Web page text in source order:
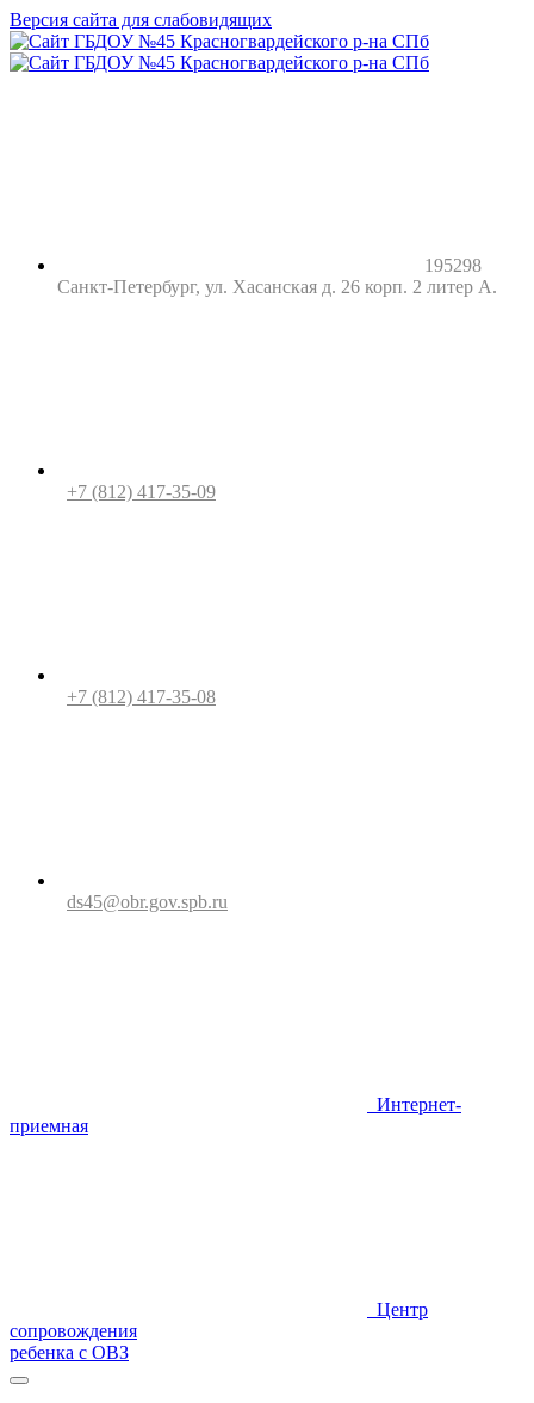
Версия сайта для слабовидящих
195298
Санкт-Петербург, ул. Хасанская д. 26 корп. 2 литер А.
+7 (812) 417-35-09
+7 (812) 417-35-08
ds45@obr.gov.spb.ru
Интернет-
приемная
Центр
сопровождения
ребенка с ОВЗ